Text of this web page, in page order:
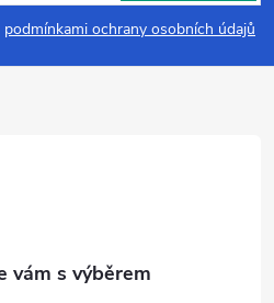
podmínkami ochrany osobních údajů